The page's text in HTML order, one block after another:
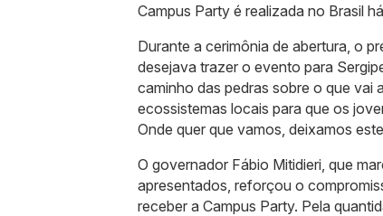
Campus Party é realizada no Brasil
Durante a cerimônia de abertura, o
desejava trazer o evento para
caminho das pedras sobre o que
ecossistemas locais para que os
Onde quer que vamos, deixamos
O governador Fábio Mitidieri, que
apresentados, reforçou o
receber a Campus Party. Pela